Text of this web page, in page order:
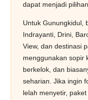
dapat menjadi
Untuk Gunungkidul,
Indrayanti, Drini,
View, dan destinasi
menggunakan sopir
berkelok, dan
seharian. Jika ingin
lelah menyetir,